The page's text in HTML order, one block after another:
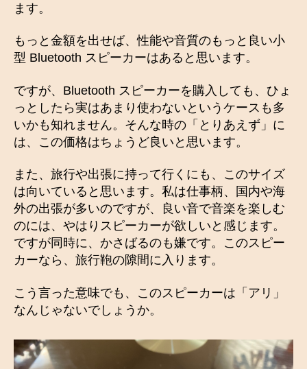
ます。
もっと金額を出せば、性能や音質のもっと良い小
型 Bluetooth スピーカーはあると思います。
ですが、Bluetooth スピーカーを購入しても、ひょ
っとしたら実はあまり使わないというケースも多
いかも知れません。そんな時の「とりあえず」に
は、この価格はちょうど良いと思います。
また、旅行や出張に持って行くにも、このサイズ
は向いていると思います。私は仕事柄、国内や海
外の出張が多いのですが、良い音で音楽を楽しむ
のには、やはりスピーカーが欲しいと感じます。
ですが同時に、かさばるのも嫌です。このスピー
カーなら、旅行鞄の隙間に入ります。
こう言った意味でも、このスピーカーは「アリ」
なんじゃないでしょうか。